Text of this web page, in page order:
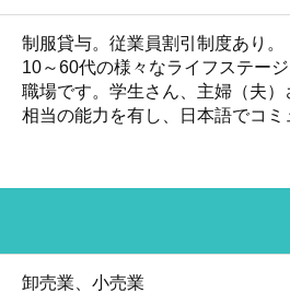
制服貸与。従業員割引制度あり。
10～60代の様々なライフステー
職場です。学生さん、主婦（夫
相当の能力を有し、日本語でコミ
卸売業、小売業